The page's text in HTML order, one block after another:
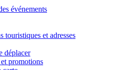
événements
touristiques et adresses
déplacer
promotions